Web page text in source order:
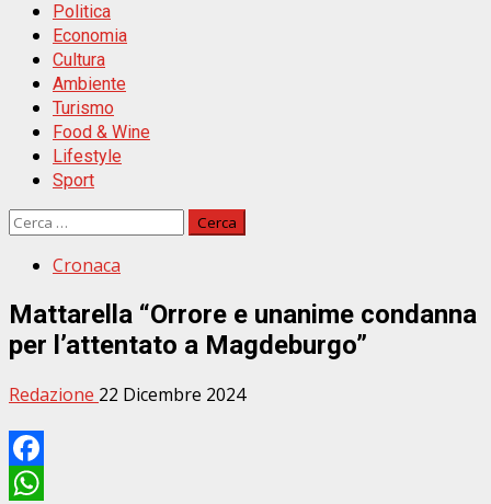
Politica
Economia
Cultura
Ambiente
Turismo
Food & Wine
Lifestyle
Sport
Ricerca
Cronaca
Mattarella “Orrore e unanime condanna
per l’attentato a Magdeburgo”
Redazione 22 Dicembre 2024
Facebook